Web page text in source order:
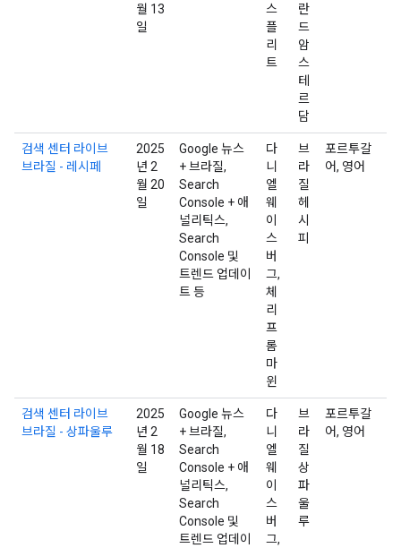
월 13
일
스
플
리
트
란
드
암
스
테
르
담
검색 센터 라이브
브라질 - 레시페
2025
년 2
월 20
일
Google 뉴스
+ 브라질,
Search
Console + 애
널리틱스,
Search
Console 및
트렌드 업데이
트 등
다
니
엘
웨
이
스
버
그,
체
리
프
롬
마
윈
브
라
질
헤
시
피
포르투갈
어, 영어
검색 센터 라이브
브라질 - 상파울루
2025
년 2
월 18
일
Google 뉴스
+ 브라질,
Search
Console + 애
널리틱스,
Search
Console 및
트렌드 업데이
다
니
엘
웨
이
스
버
그,
브
라
질
상
파
울
루
포르투갈
어, 영어